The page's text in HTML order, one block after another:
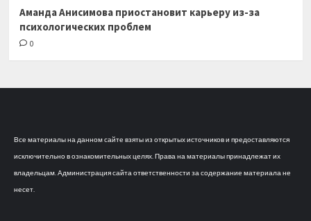
Аманда Анисимова приостановит карьеру из-за
психологических проблем
0
Все материалы на данном сайте взяты из открытых источников и предоставляются
исключительно в ознакомительных целях. Права на материалы принадлежат их
владельцам. Администрация сайта ответственности за содержание материала не
несет.